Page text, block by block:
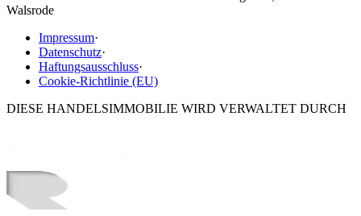
Walsrode
Impressum·
Datenschutz·
Haftungsausschluss·
Cookie-Richtlinie (EU)
DIESE HANDELSIMMOBILIE WIRD VERWALTET DURCH